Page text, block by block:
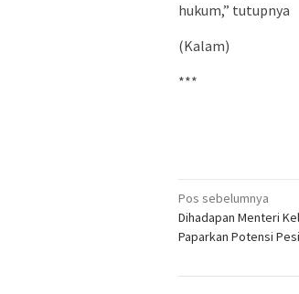
hukum,” tutupnya
(Kalam)
***
Navigasi
pos
Pos sebelumnya
Dihadapan Menteri
Paparkan Potensi